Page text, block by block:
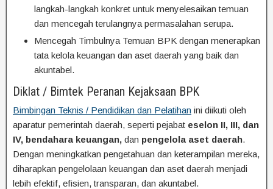
langkah-langkah konkret untuk menyelesaikan temuan
dan mencegah terulangnya permasalahan serupa.
Mencegah Timbulnya Temuan BPK dengan menerapkan
tata kelola keuangan dan aset daerah yang baik dan
akuntabel.
Diklat / Bimtek Peranan Kejaksaan BPK
Bimbingan Teknis / Pendidikan dan Pelatihan ini diikuti oleh
aparatur pemerintah daerah, seperti pejabat eselon II, III, dan
IV, bendahara keuangan, dan pengelola aset daerah.
Dengan meningkatkan pengetahuan dan keterampilan mereka,
diharapkan pengelolaan keuangan dan aset daerah menjadi
lebih efektif, efisien, transparan, dan akuntabel.